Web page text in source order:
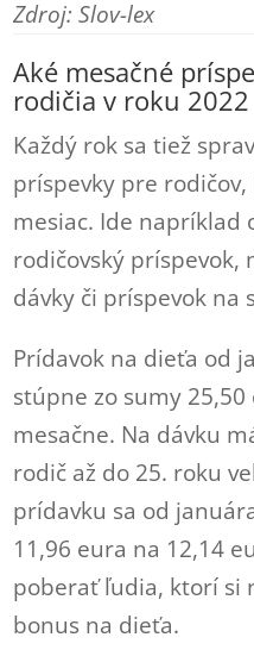
Zdroj: Slov-lex
Aké mesačné
rodičia v roku 2022
Každý rok sa tiež
príspevky pre
mesiac. Ide napríklad
rodičovský príspevok,
dávky či príspevok na
Prídavok na dieťa od
stúpne zo sumy
mesačne. Na dávku
rodič až do 25. roku
prídavku sa od
11,96 eura na 12,14
poberať ľudia, ktorí si
bonus na dieťa.